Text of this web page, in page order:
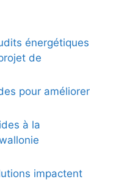
énergétiques
de
pour améliorer
à la
impactent